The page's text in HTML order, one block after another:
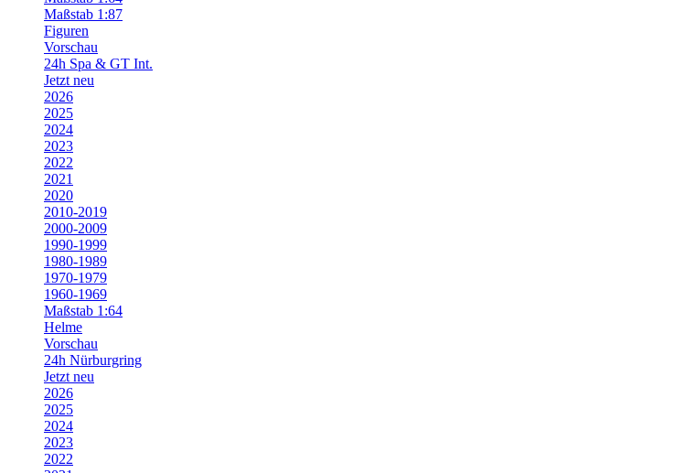
Maßstab 1:87
Figuren
Vorschau
24h Spa & GT Int.
Jetzt neu
2026
2025
2024
2023
2022
2021
2020
2010-2019
2000-2009
1990-1999
1980-1989
1970-1979
1960-1969
Maßstab 1:64
Helme
Vorschau
24h Nürburgring
Jetzt neu
2026
2025
2024
2023
2022